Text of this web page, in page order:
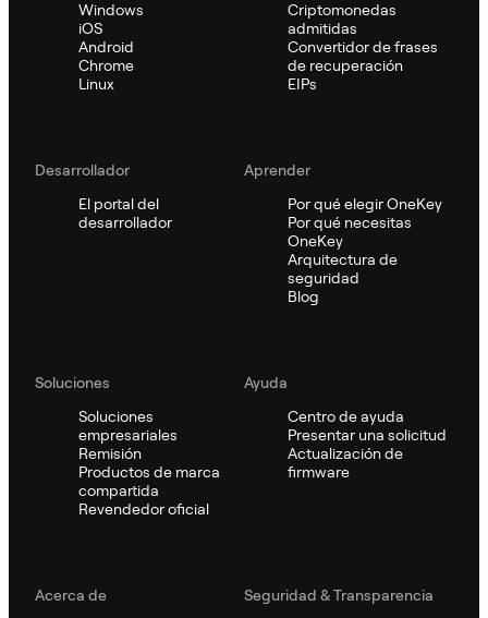
Windows
iOS
Android
Chrome
Linux
Criptomonedas
admitidas
Convertidor de frases
de recuperación
EIPs
Desarrollador
El portal del
desarrollador
Aprender
Por qué elegir OneKey
Por qué necesitas
OneKey
Arquitectura de
seguridad
Blog
Soluciones
Soluciones
empresariales
Remisión
Productos de marca
compartida
Revendedor oficial
Ayuda
Centro de ayuda
Presentar una solicitud
Actualización de
firmware
Acerca de
Seguridad & Transparencia